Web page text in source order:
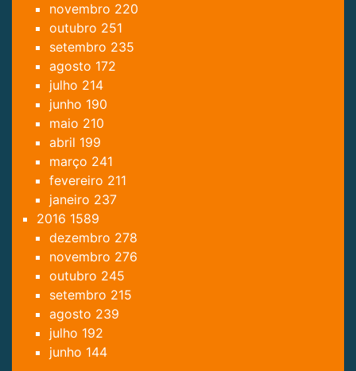
novembro 220
outubro 251
setembro 235
agosto 172
julho 214
junho 190
maio 210
abril 199
março 241
fevereiro 211
janeiro 237
2016 1589
dezembro 278
novembro 276
outubro 245
setembro 215
agosto 239
julho 192
junho 144